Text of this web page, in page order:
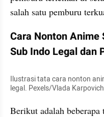
salah satu pemburu
Cara Nonton Anime
Sub Indo Legal dan
Ilustrasi tata cara nonton
legal. Pexels/Vlada Karpovich
Berikut adalah beberapa